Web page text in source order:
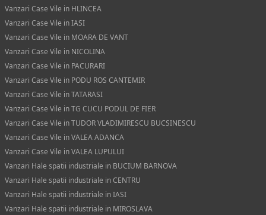
Vanzari Case Vile in HLINCEA
Vanzari Case Vile in IASI
Vanzari Case Vile in MOARA DE VANT
Vanzari Case Vile in NICOLINA
Vanzari Case Vile in PACURARI
Vanzari Case Vile in PODU ROS CANTEMIR
Vanzari Case Vile in TATARASI
Vanzari Case Vile in TG CUCU PODUL DE FIER
Vanzari Case Vile in TUDOR VLADIMIRESCU BUCSINESCU
Vanzari Case Vile in VALEA ADANCA
Vanzari Case Vile in VALEA LUPULUI
Vanzari Hale spatii industriale in BUCIUM BARNOVA
Vanzari Hale spatii industriale in CENTRU
Vanzari Hale spatii industriale in IASI
Vanzari Hale spatii industriale in MIROSLAVA